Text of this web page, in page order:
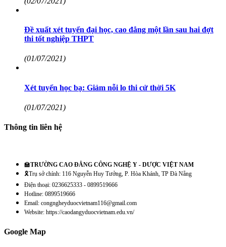
Đề xuất xét tuyển đại học, cao đẳng một lần sau hai đợt
thi tốt nghiệp THPT
(01/07/2021)
Xét tuyển học bạ: Giảm nỗi lo thi cử thời 5K
(01/07/2021)
Thông tin liên hệ
🏫TRƯỜNG CAO ĐẲNG CÔNG NGHỆ Y - DƯỢC VIỆT NAM
🎗️Trụ sở chính: 116 Nguyễn Huy Tưởng, P. Hòa Khánh, TP Đà Nẵng
Điện thoại: 0236625333 - 0899519666
Hotline: 0899519666
Email: congngheyduocvietnam116@gmail.com
Website: https://caodangyduocvietnam.edu.vn/
Google Map